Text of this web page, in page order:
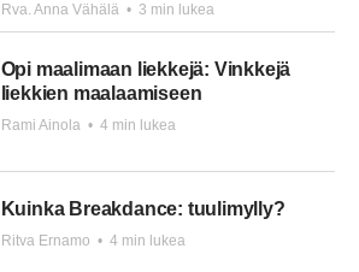
Rva. Anna Vähälä • 3 min lukea
Opi maalimaan liekkejä: Vinkkejä
liekkien maalaamiseen
Rami Ainola • 4 min lukea
Kuinka Breakdance: tuulimylly?
Ritva Ernamo • 4 min lukea